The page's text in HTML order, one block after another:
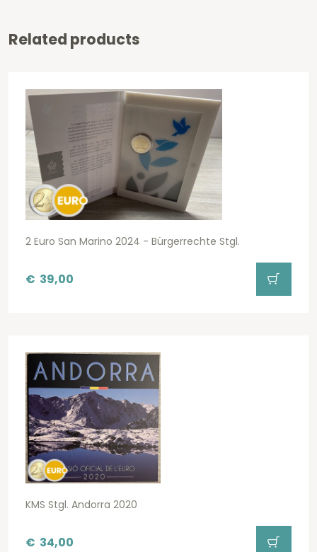
Related products
2 Euro San Marino 2024 - Bürgerrechte Stgl.
€ 39,00
KMS Stgl. Andorra 2020
€ 34,00